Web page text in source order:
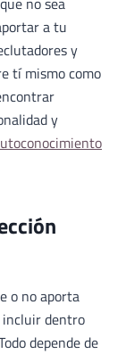
a tu
y
tí mismo como
y
o no aporta
incluir dentro
depende de